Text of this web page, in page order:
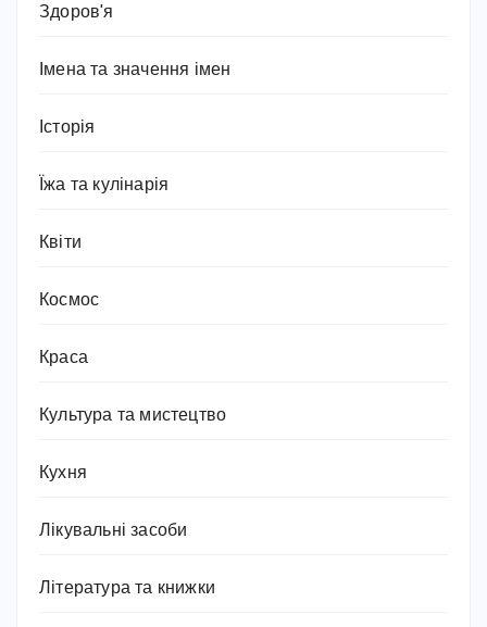
Здоров'я
Імена та значення імен
Історія
Їжа та кулінарія
Квіти
Космос
Краса
Культура та мистецтво
Кухня
Лікувальні засоби
Література та книжки